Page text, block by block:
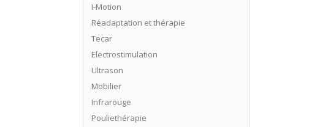
I-Motion
Réadaptation et thérapie
Tecar
Electrostimulation
Ultrason
Mobilier
Infrarouge
Pouliethérapie